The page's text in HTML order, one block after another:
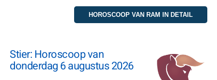
Stier: Horoscoop van
donderdag 6 augustus 2026